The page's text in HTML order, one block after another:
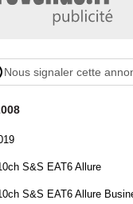
à domicile
rendez vous
de garantie jusqu'à 60
AUTOEASY
Nous signaler cette
S&S EAT6 Allure
S&S EAT6 Allure